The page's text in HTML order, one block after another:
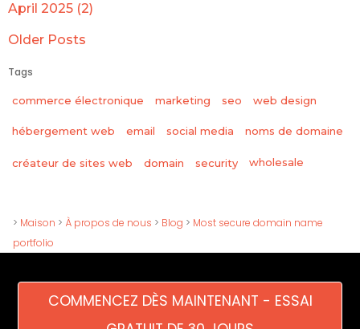
April 2025 (2)
Older Posts
Tags
commerce électronique marketing seo web design
hébergement web email social media noms de domaine
créateur de sites web domain security wholesale
> Maison > À propos de nous > Blog > Most secure domain name
portfolio
COMMENCEZ DÈS MAINTENANT - ESSAI